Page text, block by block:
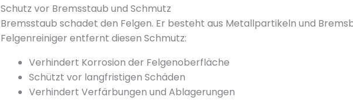
Schutz vor Bremsstaub und Schmutz
Bremsstaub schadet den Felgen. Er besteht aus Metallpartikeln und
Felgenreiniger entfernt diesen Schmutz:
Verhindert Korrosion der Felgenoberfläche
Schützt vor langfristigen Schäden
Verhindert Verfärbungen und Ablagerungen